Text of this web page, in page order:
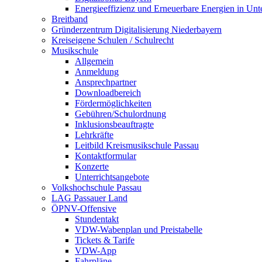
Energieeffizienz und Erneuerbare Energien in
Breitband
Gründerzentrum Digitalisierung Niederbayern
Kreiseigene Schulen / Schulrecht
Musikschule
Allgemein
Anmeldung
Ansprechpartner
Downloadbereich
Fördermöglichkeiten
Gebühren/Schulordnung
Inklusionsbeauftragte
Lehrkräfte
Leitbild Kreismusikschule Passau
Kontaktformular
Konzerte
Unterrichtsangebote
Volkshochschule Passau
LAG Passauer Land
ÖPNV-Offensive
Stundentakt
VDW-Wabenplan und Preistabelle
Tickets & Tarife
VDW-App